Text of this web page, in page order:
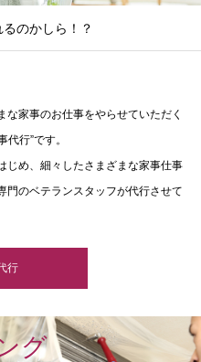
のかしら！？
家事のお仕事をやらせていただく
行”です。
じめ、細々したさまざまな家事仕事
門のベテランスタッフが代行させて
行
グ